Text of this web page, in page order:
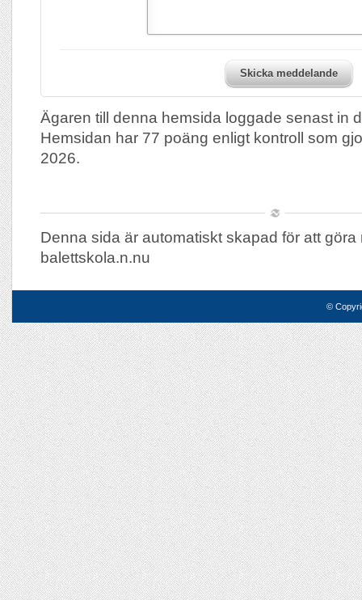
Skicka meddelande
Ägaren till denna hemsida loggade senast in
Hemsidan har 77 poäng enligt kontroll som
2026.
Denna sida är automatiskt skapad för att göra
balettskola.n.nu
©